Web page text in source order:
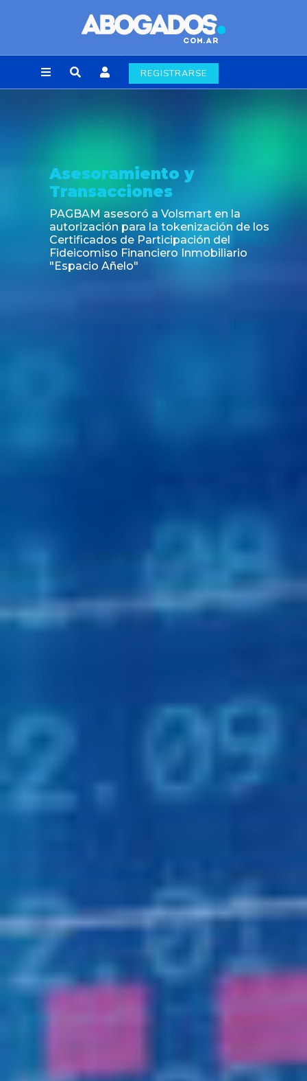
REGISTRARSE
Asesoramiento y
Transacciones
PAGBAM asesoró a Volsmart en la
autorización para la tokenización de los
Certificados de Participación del
Fideicomiso Financiero Inmobiliario
"Espacio Añelo"